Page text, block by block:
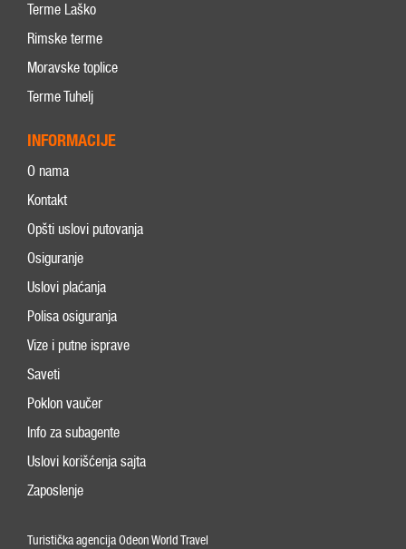
Terme Laško
Rimske terme
Moravske toplice
Terme Tuhelj
INFORMACIJE
O nama
Kontakt
Opšti uslovi putovanja
Osiguranje
Uslovi plaćanja
Polisa osiguranja
Vize i putne isprave
Saveti
Poklon vaučer
Info za subagente
Uslovi korišćenja sajta
Zaposlenje
Turistička agencija Odeon World Travel